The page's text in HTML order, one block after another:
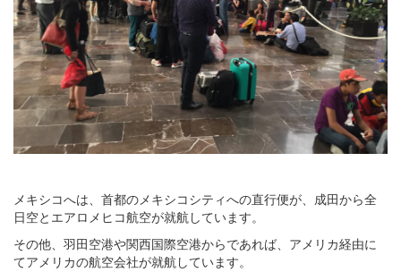
メキシコへは、首都のメキシコシティへの直行便が、成田から全
日空とエアロメヒコ航空が就航しています。
その他、羽田空港や関西国際空港からであれば、アメリカ経由に
てアメリカの航空会社が就航しています。